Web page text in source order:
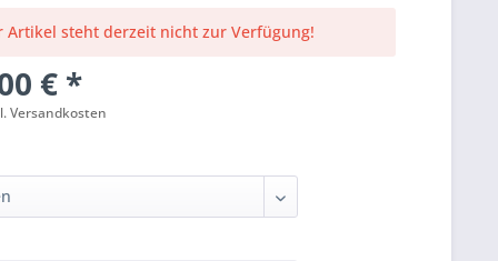
Artikel steht derzeit nicht zur Verfügung!
€ *
Versandkosten